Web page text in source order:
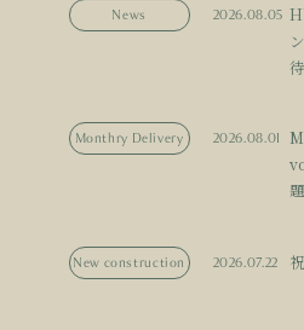
News 2026.08.05
待
Monthry Delivery 2026.08.01
New construction 2026.07.22